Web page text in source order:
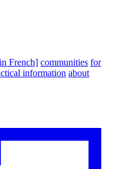
French] communities for
information about